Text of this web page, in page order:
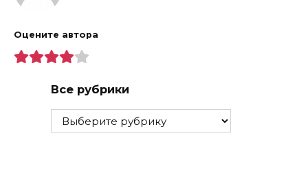
Оцените автора
Все рубрики
Все
рубрики